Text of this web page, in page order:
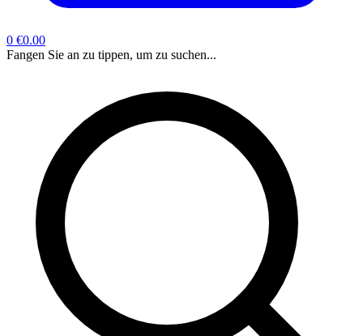
0 €0.00
Fangen Sie an zu tippen, um zu suchen...